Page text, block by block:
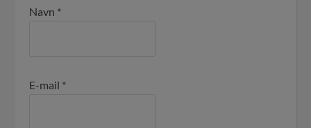
Navn *
E-mail *